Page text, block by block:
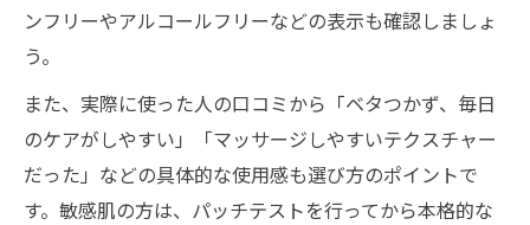
ンフリーやアルコールフリーなどの表示も確認しましょ
う。
また、実際に使った人の口コミから「ベタつかず、毎日
のケアがしやすい」「マッサージしやすいテクスチャー
だった」などの具体的な使用感も選び方のポイントで
す。敏感肌の方は、パッチテストを行ってから本格的な